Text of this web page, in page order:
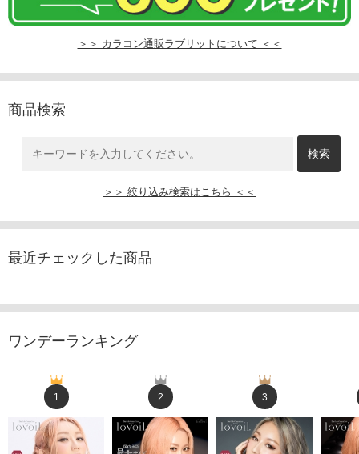
＞＞ カラコン通販ラブリットについて ＜＜
商品検索
＞＞ 絞り込み検索はこちら ＜＜
最近チェックした商品
ワンデーランキング
1 2 3